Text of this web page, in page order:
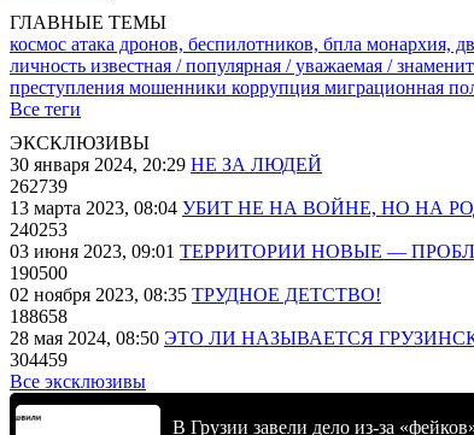
ГЛАВНЫЕ ТЕМЫ
космос атака дронов, беспилотников, бпла монархия,
личность известная / популярная / уважаемая /
преступления мошенники коррупция миграционная
Все теги
ЭКСКЛЮЗИВЫ
30 января 2024, 20:29 НЕ ЗА ЛЮДЕЙ
262739
13 марта 2023, 08:04 УБИТ НЕ НА ВОЙНЕ, НО НА
240253
03 июня 2023, 09:01 ТЕРРИТОРИИ НОВЫЕ —
190500
02 ноября 2023, 08:35 ТРУДНОЕ ДЕТСТВО!
188658
28 мая 2024, 08:50 ЭТО ЛИ НАЗЫВАЕТСЯ
304459
Все эксклюзивы
В Грузии завели дело из-за